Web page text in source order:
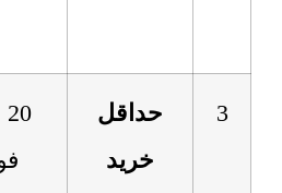
3
حداقل
خرید